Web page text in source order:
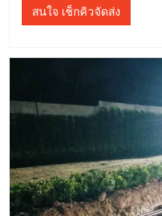
สนใจ เช็กคิวจัดส่ง